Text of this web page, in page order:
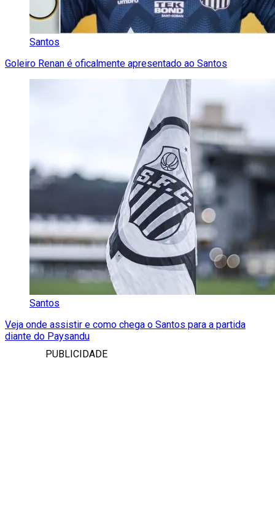
Santos
Goleiro Renan é oficalmente apresentado ao Santos
Santos
Veja onde assistir e como chega o Santos para a partida
diante do Paysandu
PUBLICIDADE